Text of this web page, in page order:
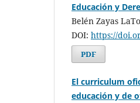
Educación y
Belén Zayas
DOI: https://
PDF
El curriculum
educación y de